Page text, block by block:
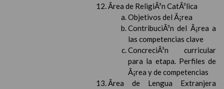
Ãrea de ReligiÃ³n CatÃ³lica
Objetivos del Ã¡rea
ContribuciÃ³n del Ã¡rea a
las competencias clave
ConcreciÃ³n curricular
para la etapa. Perfiles de
Ã¡rea y de competencias
Ãrea de Lengua Extranjera